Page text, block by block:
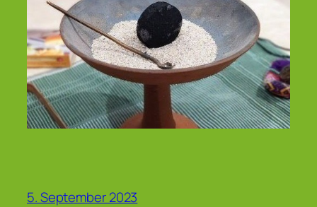
5. September 2023